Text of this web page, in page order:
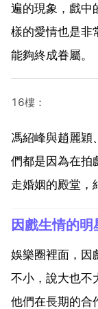
遍的現象，戲中
樣的愛情也是非
能夠終成眷屬。
16樓：
馮紹峰與趙麗穎
們都是因為在拍
走婚姻的殿堂，
因戲生情的
娛樂圈裡面，因
不小，說大也不
他們在長期的合